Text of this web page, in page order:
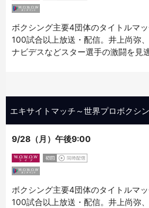
ボクシング主要4団体のタイトルマ
100試合以上放送・配信。井上尚弥
ナビデスなどスター選手の激闘を見
エキサイトマッチ～世界プロボクシ
9/28（月）午後9:00
ボクシング主要4団体のタイトルマ
100試合以上放送・配信。井上尚弥